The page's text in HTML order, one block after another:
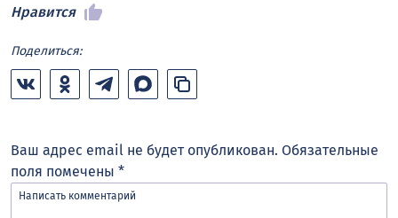
Нравится
Поделиться:
Ваш адрес email не будет опубликован. Обязательные
поля помечены *